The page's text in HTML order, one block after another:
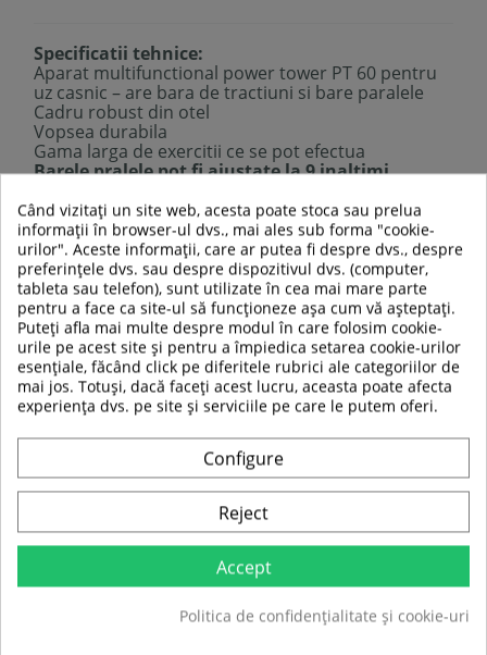
Specificatii tehnice:
Aparat multifunctional power tower PT 60 pentru
uz casnic – are bara de tractiuni si bare paralele
Cadru robust din otel
Vopsea durabila
Gama larga de exercitii ce se pot efectua
Barele pralele pot fi ajustate la 9 inaltimi
Manere anti-alunecare
Picioare anti-alunecare
Lungime bara de tractiuni:96 cm
Dimensiuni: L 80 cm x l 73 cm x H 205 cm
Distanta intre barele paralele:55 cm
Greutate produs:17 kg
Limita de maxima de greutate:120 kg
Categoria:H (EN 957) – potrivit pentru uz casnic
Categoria de
utilizare:
Utilizare casnica
Greutate maxima
120 kg
Greutate produs:
17 kg
Când vizitați un site web, acesta poate stoca sau prelua
informații în browser-ul dvs., mai ales sub forma "cookie-
urilor". Aceste informații, care ar putea fi despre dvs., despre
preferințele dvs. sau despre dispozitivul dvs. (computer,
tableta sau telefon), sunt utilizate în cea mai mare parte
pentru a face ca site-ul să funcționeze așa cum vă așteptați.
Puteți afla mai multe despre modul în care folosim cookie-
urile pe acest site și pentru a împiedica setarea cookie-urilor
esențiale, făcând click pe diferitele rubrici ale categoriilor de
mai jos. Totuși, dacă faceți acest lucru, aceasta poate afecta
experiența dvs. pe site și serviciile pe care le putem oferi.
Configure
Reject
Accept
Politica de confidențialitate și cookie-uri